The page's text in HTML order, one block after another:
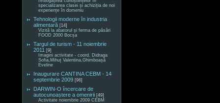
specializarea clasei și achiziția de noi
experiențe în domeniu
Tehnologii moderne în industria
alimentară [14]
Vizită la abatorul și ferma de păsări
FOOD 2000 Bocșa
Targul de turism - 11 noiembrie
2011 [9]
Imagini activitate - coord. Didraga
Sofia,Mihuț Valentina,Ghimboașă
Eveline
Inaugurare CANTINA CEBM - 14
septembrie 2009 [96]
DARWIN-O încercare de
autocunoaștere a omenirii [49]
Activitate noiembrie 2009 CEBM